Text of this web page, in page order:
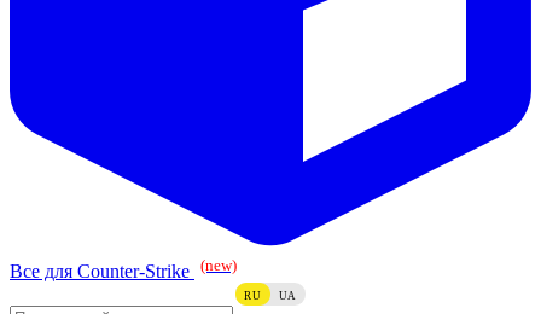
Все для Counter-Strike (new)
RU UA